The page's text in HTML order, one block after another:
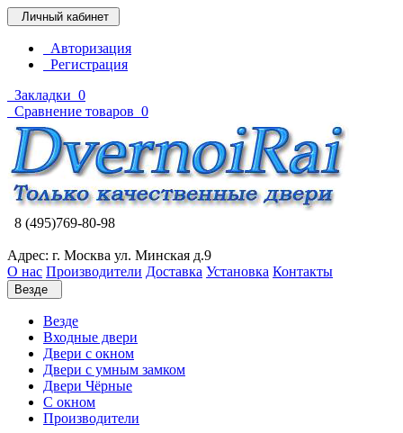
Личный кабинет
Авторизация
Регистрация
Закладки 0
Сравнение товаров 0
8 (495)769-80-98
Адрес: г. Москва ул. Минская д.9
О нас Производители Доставка Установка Контакты
Везде
Везде
Входные двери
Двери с окном
Двери с умным замком
Двери Чёрные
C окном
Производители